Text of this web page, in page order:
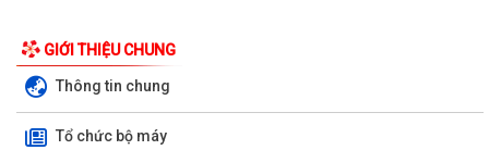
GIỚI THIỆU CHUNG
Thông tin chung
Tổ chức bộ máy